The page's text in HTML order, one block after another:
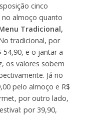
cinco
almoço quanto
Tradicional,
tradicional, por
e o jantar a
os valores sobem
Já no
pelo almoço e R$
por outro lado,
por 39,90,